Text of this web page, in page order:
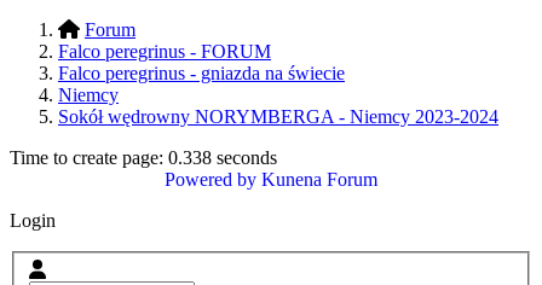
Forum
Falco peregrinus - FORUM
Falco peregrinus - gniazda na świecie
Niemcy
Sokół wędrowny NORYMBERGA - Niemcy 2023-2024
Time to create page: 0.338 seconds
Powered by Kunena Forum
Login